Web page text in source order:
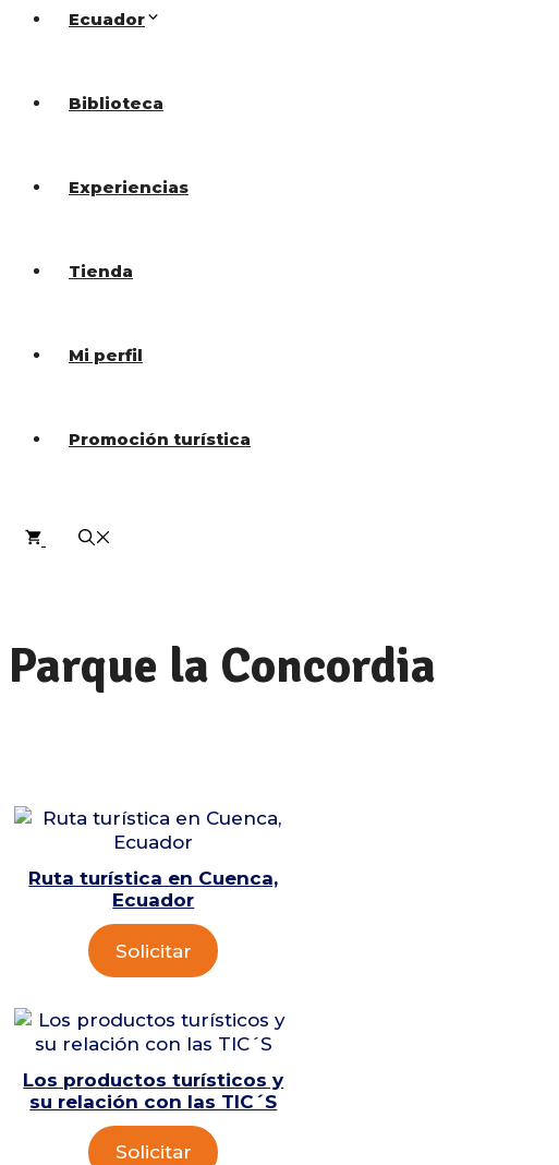
Ecuador
Biblioteca
Experiencias
Tienda
Mi perfil
Promoción turística
Parque la Concordia
Ruta turística en Cuenca,
Ecuador
Solicitar
Los productos turísticos y
su relación con las TIC´S
Solicitar